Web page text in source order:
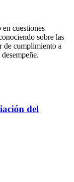
cuestiones
sobre las
de cumplimiento a
del